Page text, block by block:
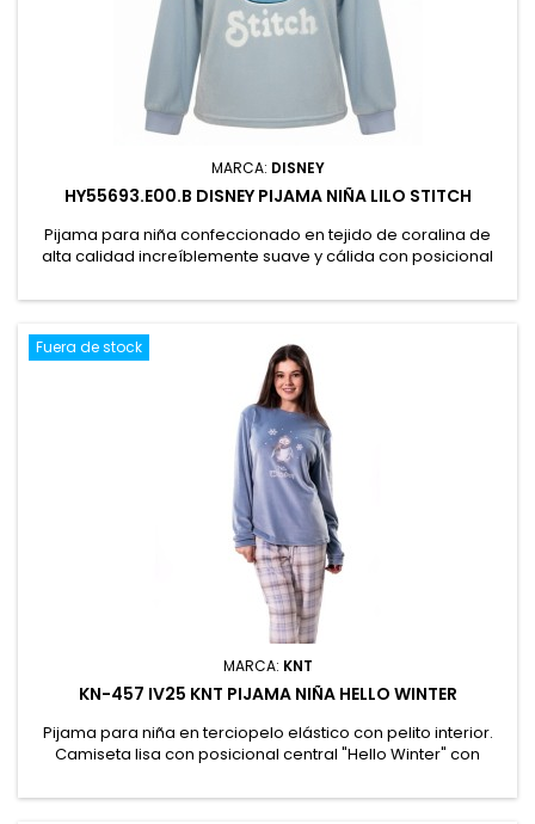
MARCA: DISNEY
HY55693.E00.B DISNEY PIJAMA NIÑA LILO STITCH
Pijama para niña confeccionado en tejido de coralina de
alta calidad increíblemente suave y cálida con posicional
contorno bordado. Pantalón del mismo tejido. Ideal para las
Fuera de stock
MARCA: KNT
KN-457 IV25 KNT PIJAMA NIÑA HELLO WINTER
Pijama para niña en terciopelo elástico con pelito interior.
Camiseta lisa con posicional central "Hello Winter" con
de "Cuadros" con puños y goma en cintura. Presentación en